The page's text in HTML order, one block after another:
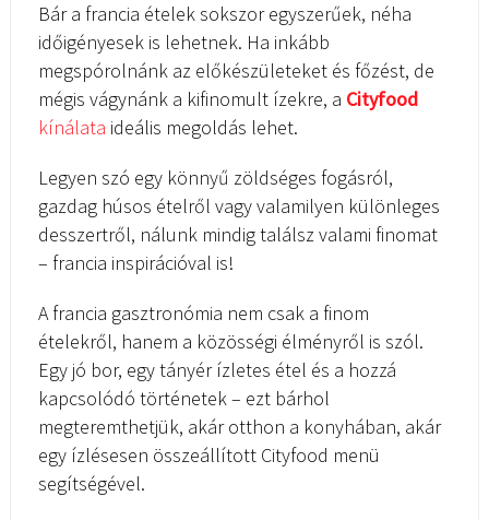
Bár a francia ételek sokszor egyszerűek, néha
időigényesek is lehetnek. Ha inkább
megspórolnánk az előkészületeket és főzést, de
mégis vágynánk a kifinomult ízekre, a Cityfood
kínálata ideális megoldás lehet.
Legyen szó egy könnyű zöldséges fogásról,
gazdag húsos ételről vagy valamilyen különleges
desszertről, nálunk mindig találsz valami finomat
– francia inspirációval is!
A francia gasztronómia nem csak a finom
ételekről, hanem a közösségi élményről is szól.
Egy jó bor, egy tányér ízletes étel és a hozzá
kapcsolódó történetek – ezt bárhol
megteremthetjük, akár otthon a konyhában, akár
egy ízlésesen összeállított Cityfood menü
segítségével.